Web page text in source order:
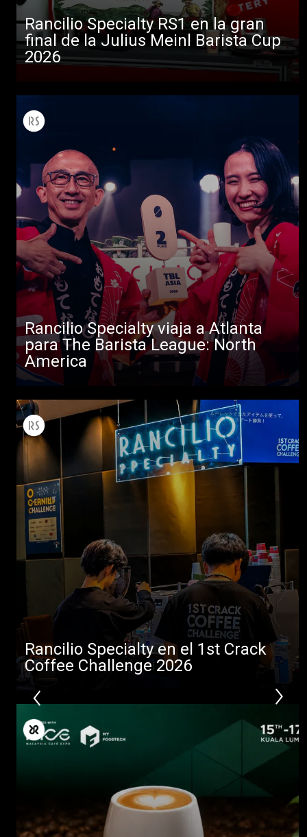
Rancilio Specialty RS1 en la gran
final de la Julius Meinl Barista Cup
2026
Rancilio Specialty viaja a Atlanta
para The Barista League: North
America
Rancilio Specialty en el 1st Crack
Coffee Challenge 2026
Todos
Productos
Noticias
Descargar
Más